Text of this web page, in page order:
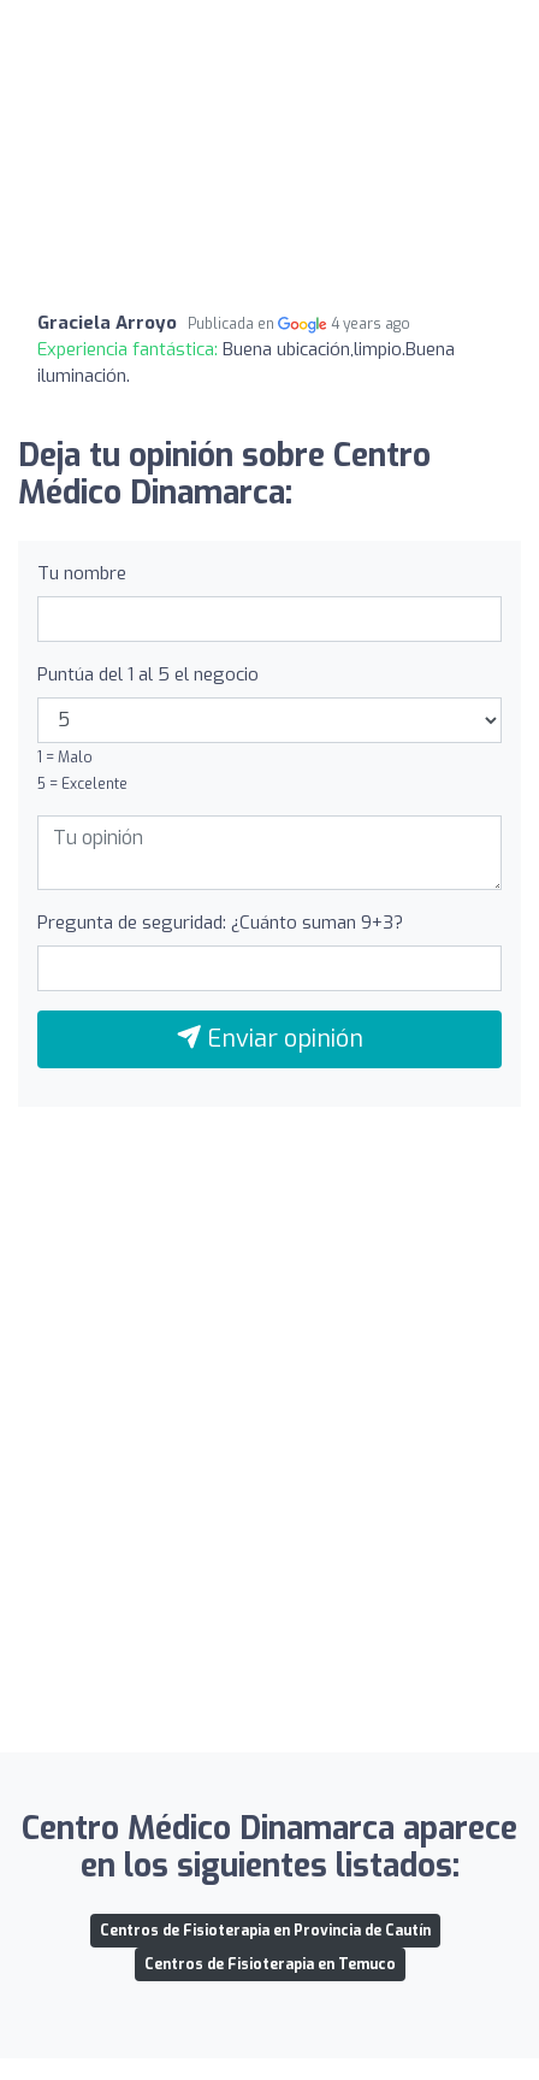
Graciela Arroyo Publicada en 4 years ago
Experiencia fantástica: Buena ubicación,limpio.Buena
iluminación.
Deja tu opinión sobre Centro
Médico Dinamarca:
Tu nombre
Puntúa del 1 al 5 el negocio
1 = Malo
5 = Excelente
Pregunta de seguridad: ¿Cuánto suman 9+3?
Enviar opinión
Centro Médico Dinamarca aparece
en los siguientes listados:
Centros de Fisioterapia en Provincia de Cautín
Centros de Fisioterapia en Temuco